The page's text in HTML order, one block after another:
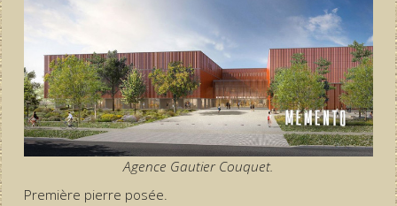
Agence Gautier Couquet.
Première pierre posée.